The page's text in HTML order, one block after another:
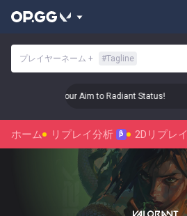
プレイヤーネーム + #Tagline
🎯 Level Up Your Aim to Radiant Status!
ホーム リプレイ分析 β 2Dリプレイ